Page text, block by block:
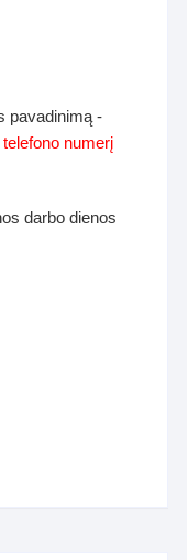
pavadinimą -
telefono numerį
darbo dienos